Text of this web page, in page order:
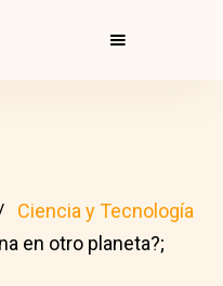
Ciencia y Tecnología
en otro planeta?;